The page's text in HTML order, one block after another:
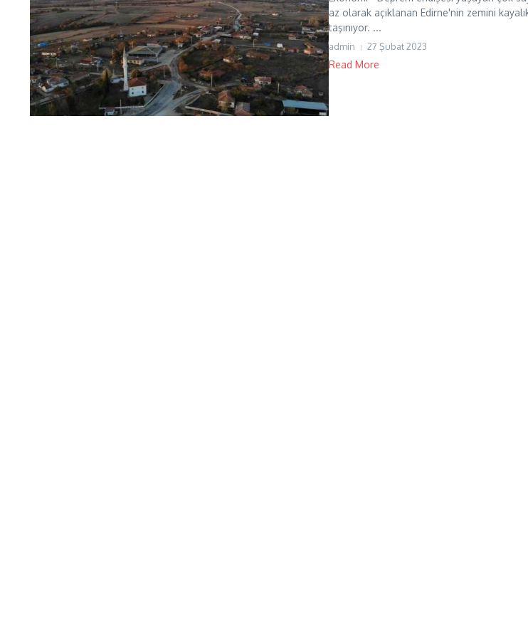
az olarak açıklanan Edirne'nin zemini
taşınıyor. ...
admin 27 Şubat 2023
Read More